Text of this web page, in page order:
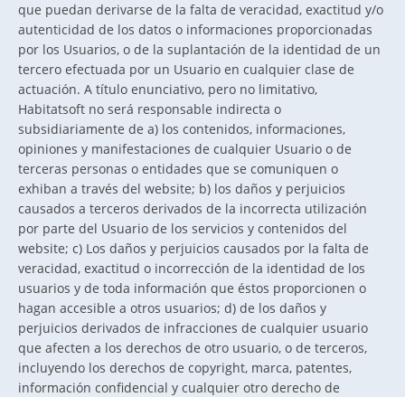
que puedan derivarse de la falta de veracidad, exactitud y/o
autenticidad de los datos o informaciones proporcionadas
por los Usuarios, o de la suplantación de la identidad de un
tercero efectuada por un Usuario en cualquier clase de
actuación. A título enunciativo, pero no limitativo,
Habitatsoft no será responsable indirecta o
subsidiariamente de a) los contenidos, informaciones,
opiniones y manifestaciones de cualquier Usuario o de
terceras personas o entidades que se comuniquen o
exhiban a través del website; b) los daños y perjuicios
causados a terceros derivados de la incorrecta utilización
por parte del Usuario de los servicios y contenidos del
website; c) Los daños y perjuicios causados por la falta de
veracidad, exactitud o incorrección de la identidad de los
usuarios y de toda información que éstos proporcionen o
hagan accesible a otros usuarios; d) de los daños y
perjuicios derivados de infracciones de cualquier usuario
que afecten a los derechos de otro usuario, o de terceros,
incluyendo los derechos de copyright, marca, patentes,
información confidencial y cualquier otro derecho de